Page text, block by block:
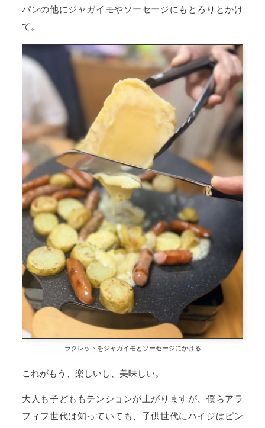
パンの他にジャガイモやソーセージにもとろりとかけ
て。
ラクレットをジャガイモとソーセージにかける
これがもう、楽しいし、美味しい。
大人も子どももテンションが上がりますが、僕らアラ
フィフ世代は知っていても、子供世代にハイジはピン